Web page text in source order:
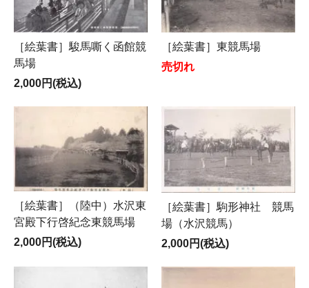
［絵葉書］駿馬嘶く函館競
馬場
2,000円(税込)
［絵葉書］東競馬場
売切れ
［絵葉書］（陸中）水沢東
宮殿下行啓紀念東競馬場
2,000円(税込)
［絵葉書］駒形神社 競馬
場（水沢競馬）
2,000円(税込)